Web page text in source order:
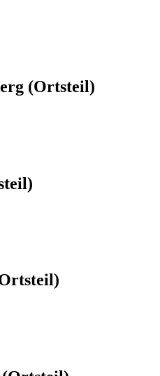
(Ortsteil)